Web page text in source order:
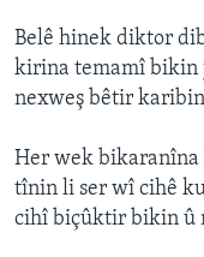
SORANÎ
Learning English
FOLLOW US
Belê hinek diktor
kirina temamî bikin
nexweş bêtir
Her wek bikaranîna
tînin li ser wî cihê
cihî biçûktir bikin û